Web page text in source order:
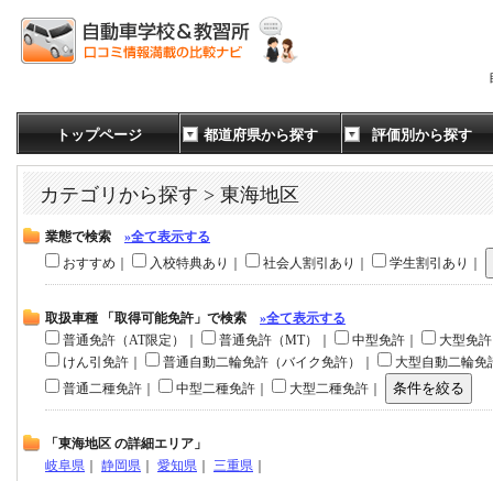
トップページ 都道府県から探す 評価別から探す
カテゴリから探す > 東海地区
業態で検索 »全て表示する
おすすめ｜
入校特典あり｜ 社会人割引あり｜ 学生割引あり｜
取扱車種 「取得可能免許」で検索 »全て表示する
普通免許（AT限定）｜
普通免許（MT）｜ 中型免許｜
大型免
けん引免許｜
普通自動二輪免許（バイク免許）｜
大型自動二輪免
普通二種免許｜
中型二種免許｜ 大型二種免許｜
「東海地区 の詳細エリア」
岐阜県
静岡県 愛知県 三重県